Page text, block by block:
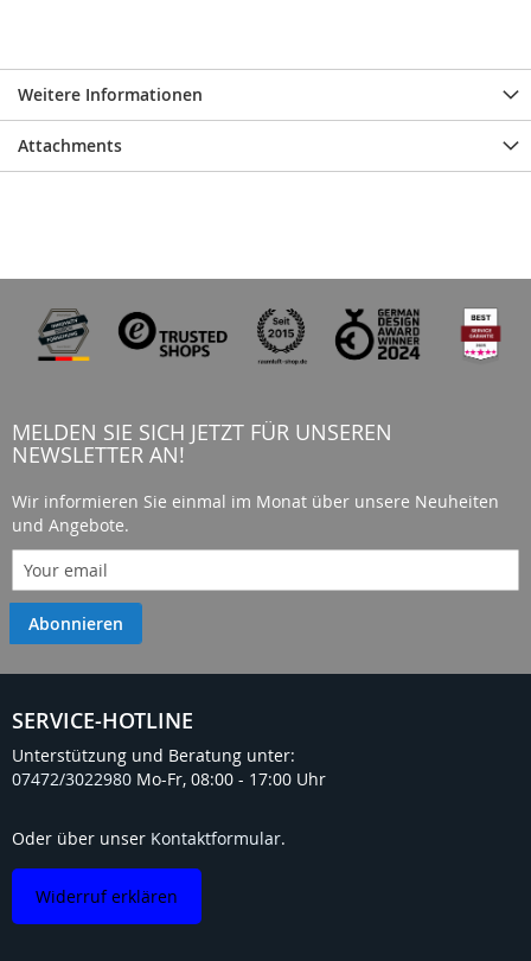
Weitere Informationen
Attachments
MELDEN SIE SICH JETZT FÜR UNSEREN
NEWSLETTER AN!
Wir informieren Sie einmal im Monat über unsere Neuheiten
und Angebote.
Abonnieren
SERVICE-HOTLINE
Unterstützung und Beratung unter:
07472/3022980 Mo-Fr, 08:00 - 17:00 Uhr
Oder über unser Kontaktformular.
Widerruf erklären